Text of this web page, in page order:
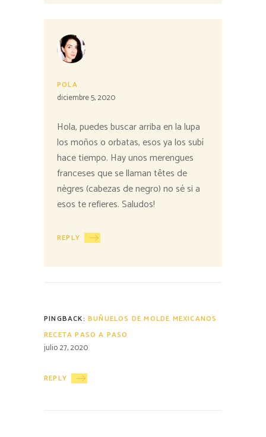
POLA
diciembre 5, 2020
Hola, puedes buscar arriba en la lupa
los moños o orbatas, esos ya los subí
hace tiempo. Hay unos merengues
franceses que se llaman têtes de
nègres (cabezas de negro) no sé si a
esos te refieres. Saludos!
REPLY
PINGBACK: BUÑUELOS DE MOLDE MEXICANOS
RECETA PASO A PASO
julio 27, 2020
REPLY